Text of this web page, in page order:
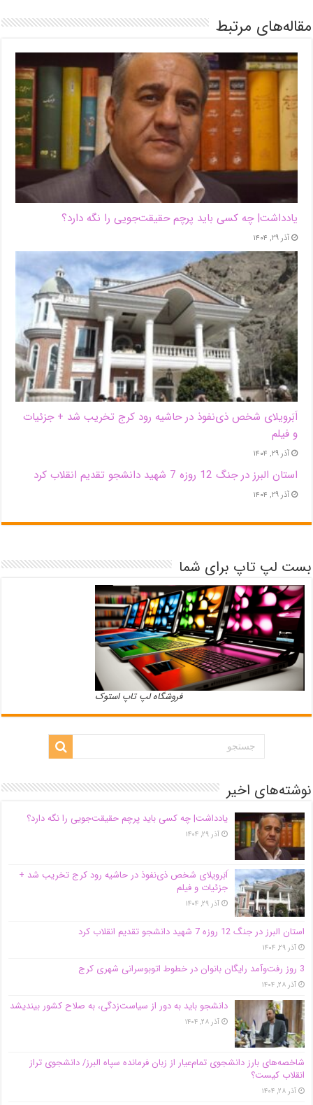
مقاله‌های مرتبط
یادداشت| ‌چه کسی باید پرچم حقیقت‌جویی را نگه دارد؟
آذر ۲۹, ۱۴۰۴
اَبَر‌ویلای شخص ذی‌نفوذ در حاشیه‌ رود کرج تخریب شد + جزئیات
و فیلم
آذر ۲۹, ۱۴۰۴
استان البرز در جنگ 12 روزه 7 شهید دانشجو تقدیم انقلاب کرد
آذر ۲۹, ۱۴۰۴
بست لپ تاپ برای شما
فروشگاه لپ تاپ استوک
نوشته‌های اخیر
یادداشت| ‌چه کسی باید پرچم حقیقت‌جویی را نگه دارد؟
آذر ۲۹, ۱۴۰۴
اَبَر‌ویلای شخص ذی‌نفوذ در حاشیه‌ رود کرج تخریب شد +
جزئیات و فیلم
آذر ۲۹, ۱۴۰۴
استان البرز در جنگ 12 روزه 7 شهید دانشجو تقدیم انقلاب کرد
آذر ۲۹, ۱۴۰۴
3 روز رفت‌وآمد رایگان بانوان در خطوط اتوبوسرانی شهری کرج
آذر ۲۸, ۱۴۰۴
دانشجو باید به دور از سیاست‌زدگی، به صلاح کشور بیندیشد
آذر ۲۸, ۱۴۰۴
شاخصه‌های بارز دانشجوی تمام‌عیار از زبان فرمانده سپاه البرز/ دانشجوی تراز
انقلاب کیست؟
آذر ۲۸, ۱۴۰۴